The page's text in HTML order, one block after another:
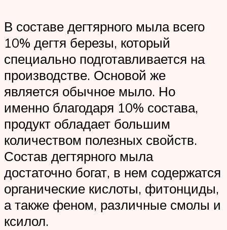
В составе дегтярного мыла всего
10% дегтя березы, который
специально подготавливается на
производстве. Основой же
является обычное мыло. Но
именно благодаря 10% состава,
продукт обладает большим
количеством полезных свойств.
Состав дегтярного мыла
достаточно богат, в нем содержатся
органические кислоты, фитонциды,
а также феном, различные смолы и
ксилол.